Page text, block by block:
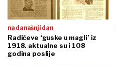
na današnji dan
Radićeve ‘guske u magli’ iz
1918. aktualne su i 108
godina poslije